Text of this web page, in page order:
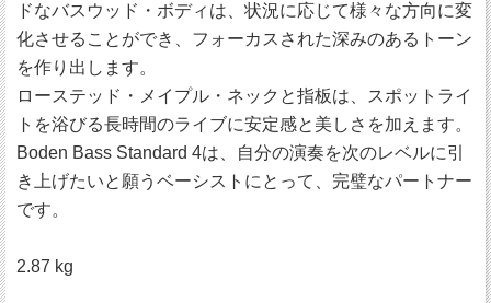
ドなバスウッド・ボディは、状況に応じて様々な方向に変
化させることができ、フォーカスされた深みのあるトーン
を作り出します。
ローステッド・メイプル・ネックと指板は、スポットライ
トを浴びる長時間のライブに安定感と美しさを加えます。
Boden Bass Standard 4は、自分の演奏を次のレベルに引
き上げたいと願うベーシストにとって、完璧なパートナー
です。
2.87 kg